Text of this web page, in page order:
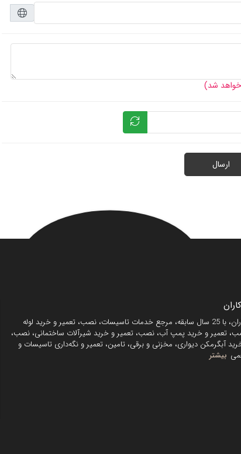
خواهد شد)
ارسال
منصف کاران، با 25 سال سابقه، مرجع خدمات تاسیسات، نصب، تعمیر و خرید لوله
تعمیر و خرید پمپ آب، نصب، تعمیر و خرید شیرآلات ساختمانی، نصب،
آبگرمکن دیواری، مخزنی و برقی، تامین، تعمیر و نگه‌داری تاسیسات و
بیشتر